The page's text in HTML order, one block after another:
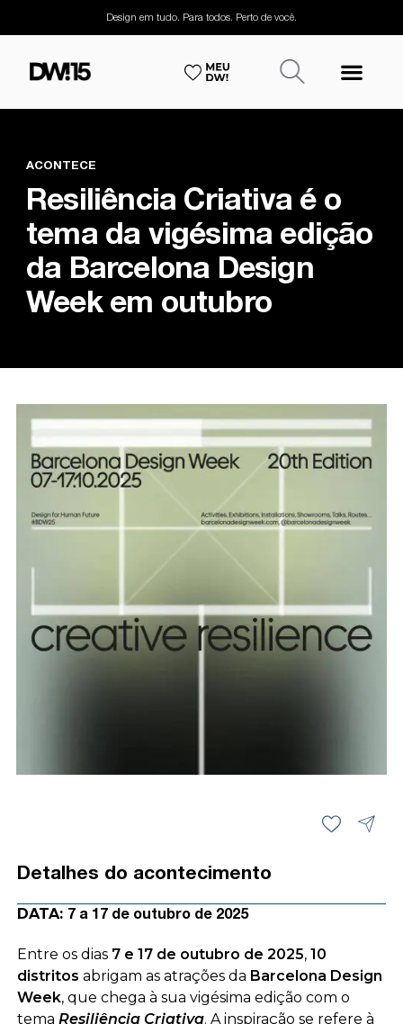
Design em tudo. Para todos. Perto de você.
ACONTECE
Resiliência Criativa é o
tema da vigésima edição
da Barcelona Design
Week em outubro
Detalhes do acontecimento
DATA: 7 a 17 de outubro de 2025
Entre os dias 7 e 17 de outubro de 2025, 10
distritos abrigam as atrações da Barcelona Design
Week, que chega à sua vigésima edição com o
tema Resiliência Criativa. A inspiração se refere à